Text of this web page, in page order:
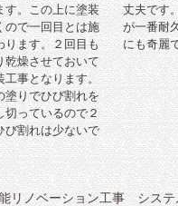
す。この上に塗装
ので一回目とは施
ります。２回目も
乾燥させておいて
工事となります。
塗りでひび割れを
切っているので２
び割れは少ないで
丈夫です
が一番耐
にも奇麗
ノベーション工事 システ